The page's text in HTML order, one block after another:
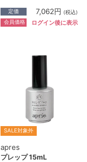
定価 7,062円 (税込)
会員価格 ログイン後に表示
SALE対象外
apres
プレップ 15mL